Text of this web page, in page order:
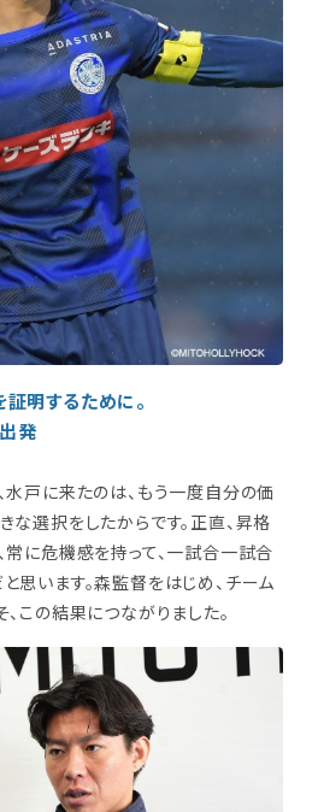
明するために。
発
水戸に来たのは、もう一度自分の価
な選択をしたからです。正直、昇格
常に危機感を持って、一試合一試合
思います。森監督をはじめ、チーム
この結果につながりました。